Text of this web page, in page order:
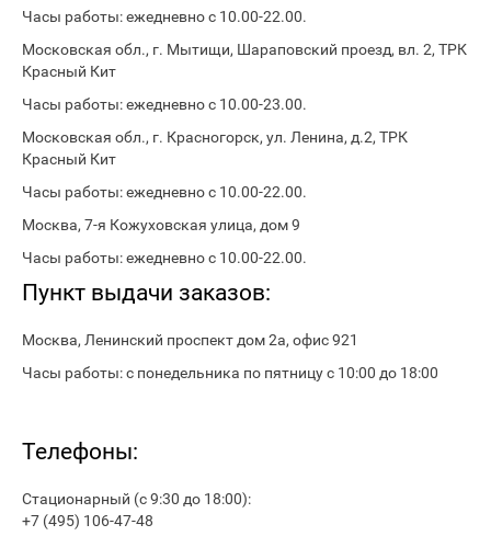
Часы работы: ежедневно с 10.00-22.00.
Московская обл., г. Мытищи, Шараповский проезд, вл. 2, ТРК
Красный Кит
Часы работы: ежедневно с 10.00-23.00.
Московская обл., г. Красногорск, ул. Ленина, д.2, ТРК
Красный Кит
Часы работы: ежедневно с 10.00-22.00.
Москва, 7-я Кожуховская улица, дом 9
Часы работы: ежедневно с 10.00-22.00.
Пункт выдачи заказов:
Москва, Ленинский проспект дом 2а, офис 921
Часы работы: с понедельника по пятницу с 10:00 до 18:00
Телефоны:
Стационарный (с 9:30 до 18:00):
+7 (495) 106-47-48